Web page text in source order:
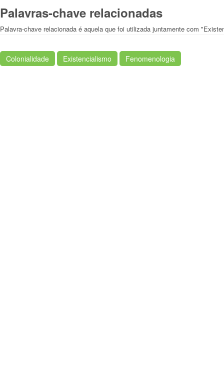
Palavras-chave relacionadas
Palavra-chave relacionada é aquela que foi utilizada juntamente com
Colonialidade Existencialismo Fenomenologia